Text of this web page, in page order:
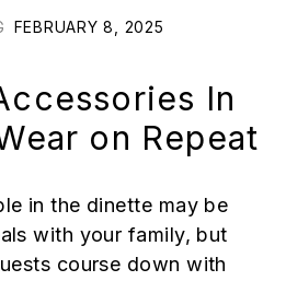
FEBRUARY 8, 2025
In
on Repeat
in the dinette may be
with your family, but
course down with